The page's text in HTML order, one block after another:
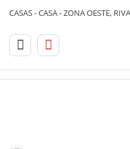
CASAS - CASA - ZONA OESTE,